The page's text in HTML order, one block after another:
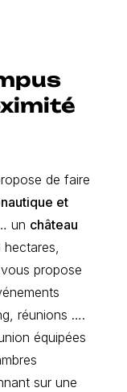
de faire
et
un château
propose
réunions ….
équipées
sur une